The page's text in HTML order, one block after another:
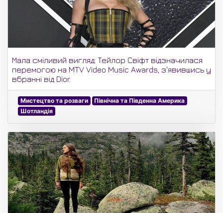
Мала сміливий вигляд: Тейлор Свіфт відзначилася
перемогою на MTV Video Music Awards, з'явившись у
вбранні від Dior.
Мистецтво та розваги
Північна та Південна Америка
Шотландія